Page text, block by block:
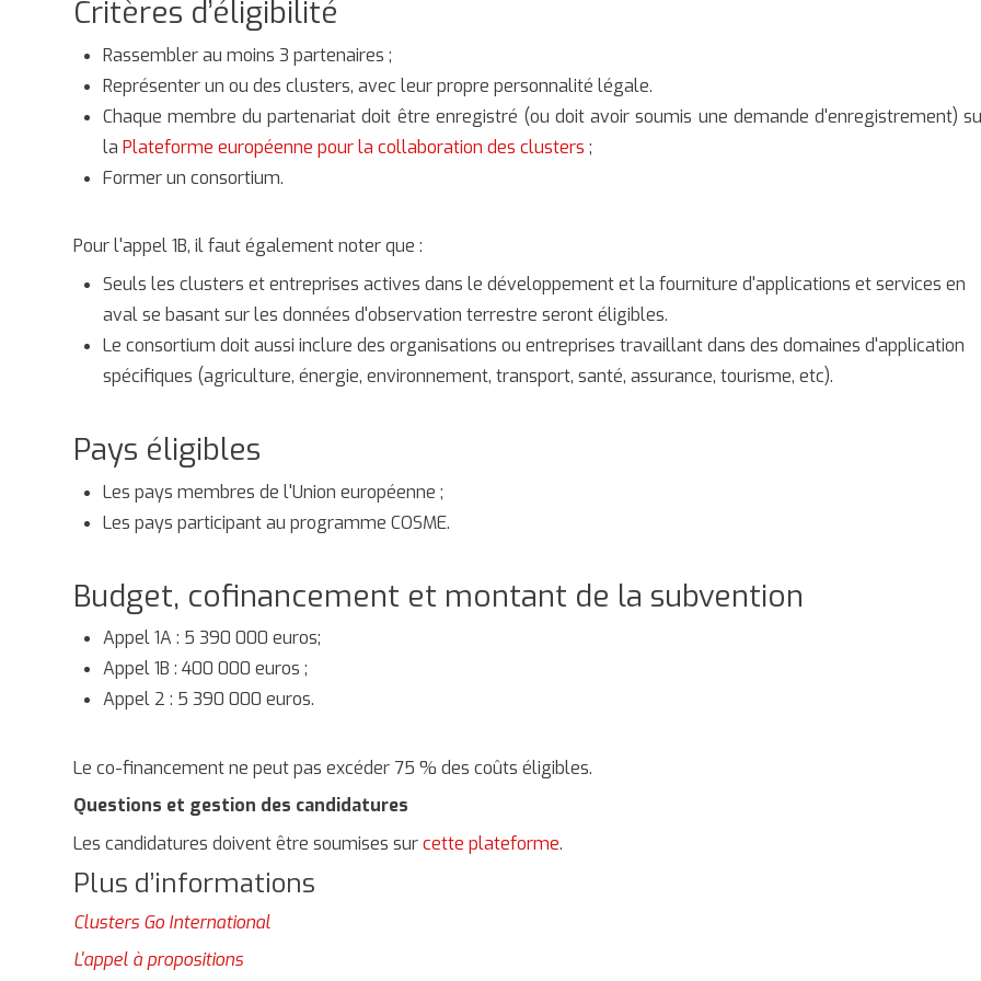
Critères d’éligibilité
Rassembler au moins 3 partenaires ;
Représenter un ou des clusters, avec leur propre personnalité légale.
Chaque membre du partenariat doit être enregistré (ou doit avoir soumis une demande d'enregistrement)
la Plateforme européenne pour la collaboration des clusters ;
Former un consortium.
Pour l'appel 1B, il faut également noter que :
Seuls les clusters et entreprises actives dans le développement et la fourniture d'applications et services en
aval se basant sur les données d'observation terrestre seront éligibles.
Le consortium doit aussi inclure des organisations ou entreprises travaillant dans des domaines d'application
spécifiques (agriculture, énergie, environnement, transport, santé, assurance, tourisme, etc).
Pays éligibles
Les pays membres de l'Union européenne ;
Les pays participant au programme COSME.
Budget, cofinancement et montant de la subvention
Appel 1A : 5 390 000 euros;
Appel 1B : 400 000 euros ;
Appel 2 : 5 390 000 euros.
Le co-financement ne peut pas excéder 75 % des coûts éligibles.
Questions et gestion des candidatures
Les candidatures doivent être soumises surcette plateforme.
Plus d’informations
Clusters Go International
L'appel à propositions